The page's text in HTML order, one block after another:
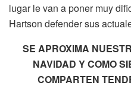
lugar le van a poner muy
Hartson defender sus
SE APROXIMA
NAVIDAD Y COMO
COMPARTEN